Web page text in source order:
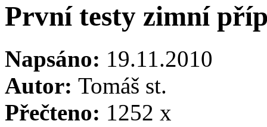
První testy zimní
Napsáno: 19.11.2010
Autor: Tomáš st.
Přečteno: 1252 x